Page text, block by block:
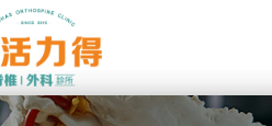
脊椎裂
？_脊椎專
| 活力得脊椎